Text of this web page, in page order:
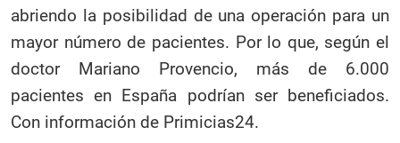
abriendo la posibilidad de una operación para un
mayor número de pacientes. Por lo que, según el
doctor Mariano Provencio, más de 6.000
pacientes en España podrían ser beneficiados.
Con información de Primicias24.